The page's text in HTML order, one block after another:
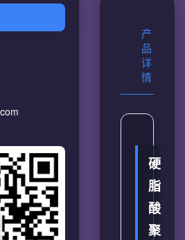
产
品
详
情
硬
脂
酸
聚